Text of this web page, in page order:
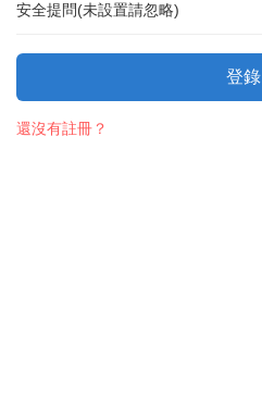
安全提問(未設置請忽略)
登錄
還沒有註冊？